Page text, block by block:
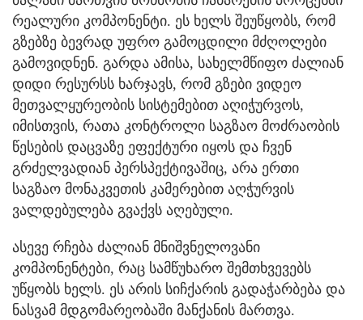
რეალური კომპონენტი. ეს ხელს შეუწყობს, რომ
გზებზე ბევრად უფრო გამოცდილი მძღოლები
გამოვიდნენ. გარდა ამისა, სახელმწიფო ძალიან
დიდი რესურსს ხარჯავს, რომ გზები ვიდეო
მეთვალყურეობის სისტემებით აღიჭურვოს,
იმისთვის, რათა კონტროლი საგზაო მოძრაობის
წესების დაცვაზე ეფექტური იყოს და ჩვენ
გრძელვადიან პერსპექტივაშიც, არა ერთი
საგზაო მონაკვეთის კამერებით აღჭურვის
ვალდებულება გვაქვს აღებული.
ასევე რჩება ძალიან მნიშვნელოვანი
კომპონენტები, რაც სამწუხარო შემთხვევებს
უწყობს ხელს. ეს არის სიჩქარის გადაჭარბება და
ნასვამ მდგომარეობაში მანქანის მართვა.